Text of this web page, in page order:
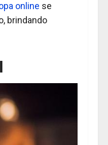
online se
brindando